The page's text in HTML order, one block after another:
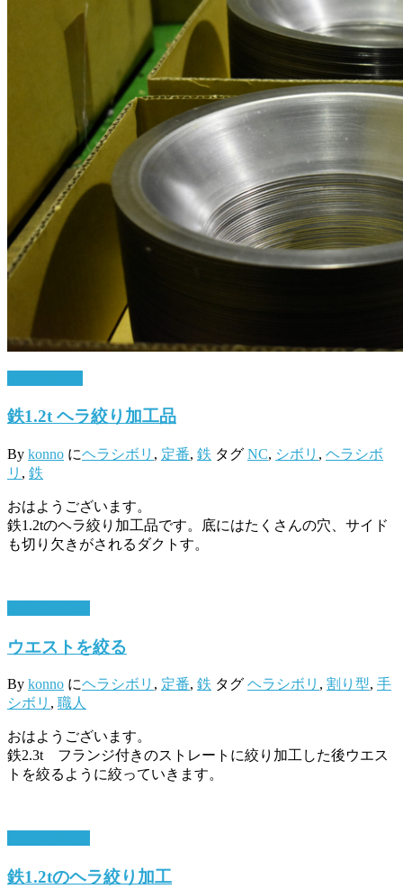
鉄1.2t ヘラ絞り加工品
By konno にヘラシボリ , 定番, 鉄 タグ NC, シボリ , ヘラシボ
リ , 鉄
おはようございます。
鉄1.2tのヘラ絞り加工品です。底にはたくさんの穴、サイド
も切り欠きがされるダクトす。
ウエストを絞る
By konno にヘラシボリ , 定番, 鉄 タグ ヘラシボリ , 割り型, 手
シボリ , 職人
おはようございます。
鉄2.3t フランジ付きのストレートに絞り加工した後ウエス
トを絞るように絞っていきます。
鉄1.2tのヘラ絞り加工